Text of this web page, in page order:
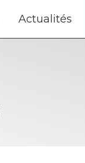
Actualités